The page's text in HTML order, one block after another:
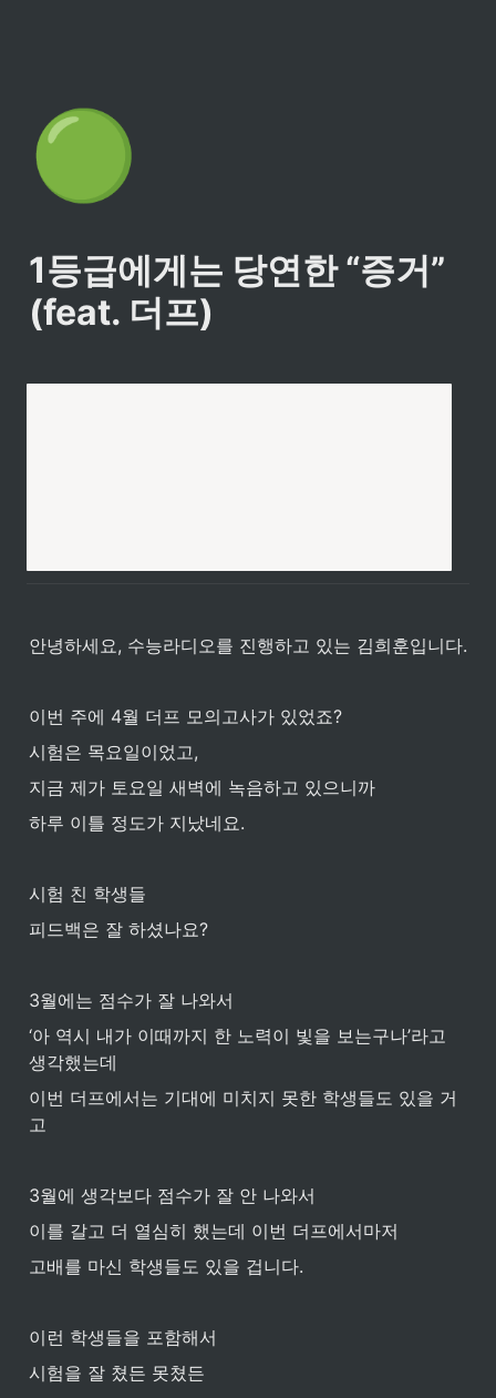
🟢
1등급에게는 당연한 “증거”
(feat. 더프)
안녕하세요, 수능라디오를 진행하고 있는 김희훈입니다.
이번 주에 4월 더프 모의고사가 있었죠?
시험은 목요일이었고,
지금 제가 토요일 새벽에 녹음하고 있으니까
하루 이틀 정도가 지났네요.
시험 친 학생들
피드백은 잘 하셨나요?
3월에는 점수가 잘 나와서
‘아 역시 내가 이때까지 한 노력이 빛을 보는구나’라고
생각했는데
이번 더프에서는 기대에 미치지 못한 학생들도 있을 거
고
3월에 생각보다 점수가 잘 안 나와서
이를 갈고 더 열심히 했는데 이번 더프에서마저
고배를 마신 학생들도 있을 겁니다.
이런 학생들을 포함해서
시험을 잘 쳤든 못쳤든